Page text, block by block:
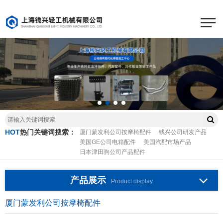
HOT热门关键词搜索： 厦门蒙发利公司按摩椅配件
钱兴公司研发产品
美国GE公司电箱配件
美国汽配市场产品
日本津田驹公司产品配件
产品展示 Product display
厦门蒙发利公司按摩椅配件